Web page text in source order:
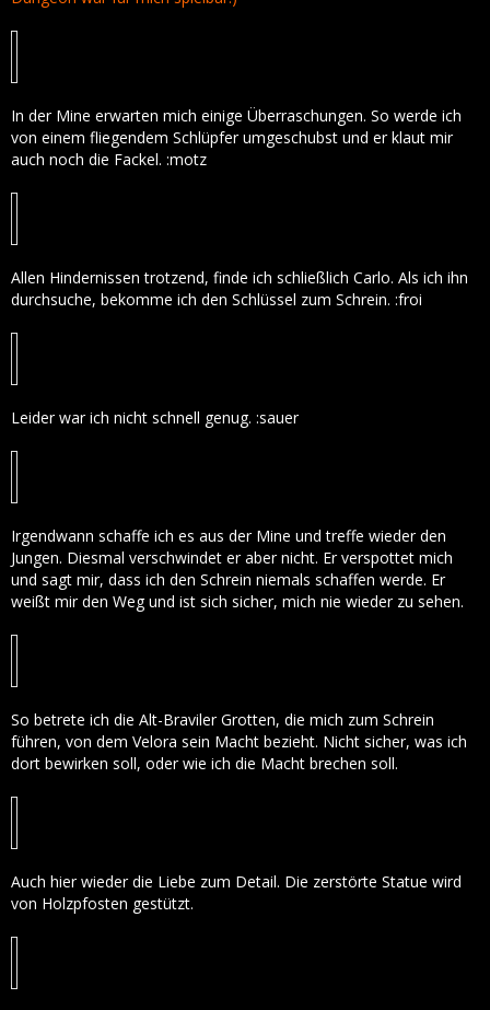
In der Mine erwarten mich einige Überraschungen. So werde ich
von einem fliegendem Schlüpfer umgeschubst und er klaut mir
auch noch die Fackel. :motz
Allen Hindernissen trotzend, finde ich schließlich Carlo. Als ich ihn
durchsuche, bekomme ich den Schlüssel zum Schrein. :froi
Leider war ich nicht schnell genug. :sauer
Irgendwann schaffe ich es aus der Mine und treffe wieder den
Jungen. Diesmal verschwindet er aber nicht. Er verspottet mich
und sagt mir, dass ich den Schrein niemals schaffen werde. Er
weißt mir den Weg und ist sich sicher, mich nie wieder zu sehen.
So betrete ich die Alt-Braviler Grotten, die mich zum Schrein
führen, von dem Velora sein Macht bezieht. Nicht sicher, was ich
dort bewirken soll, oder wie ich die Macht brechen soll.
Auch hier wieder die Liebe zum Detail. Die zerstörte Statue wird
von Holzpfosten gestützt.